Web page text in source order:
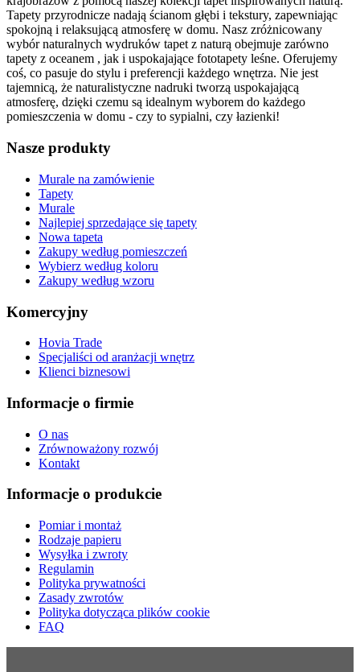
Tapety przyrodnicze nadają ścianom głębi i tekstury, zapewniając
spokojną i relaksującą atmosferę w domu. Nasz zróżnicowany
wybór naturalnych wydruków tapet z naturą obejmuje zarówno
tapety z oceanem , jak i uspokajające fototapety leśne. Oferujemy
coś, co pasuje do stylu i preferencji każdego wnętrza. Nie jest
tajemnicą, że naturalistyczne nadruki tworzą uspokajającą
atmosferę, dzięki czemu są idealnym wyborem do każdego
pomieszczenia w domu - czy to sypialni, czy łazienki!
Nasze produkty
Murale na zamówienie
Tapety
Murale
Najlepiej sprzedające się tapety
Nowa tapeta
Zakupy według pomieszczeń
Wybierz według koloru
Zakupy według wzoru
Komercyjny
Hovia Trade
Specjaliści od aranżacji wnętrz
Klienci biznesowi
Informacje o firmie
O nas
Zrównoważony rozwój
Kontakt
Informacje o produkcie
Pomiar i montaż
Rodzaje papieru
Wysyłka i zwroty
Regulamin
Polityka prywatności
Zasady zwrotów
Polityka dotycząca plików cookie
FAQ